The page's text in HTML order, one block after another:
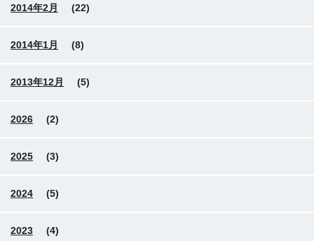
2014年2月 (22)
2014年1月 (8)
2013年12月 (5)
2026 (2)
2025 (3)
2024 (5)
2023 (4)